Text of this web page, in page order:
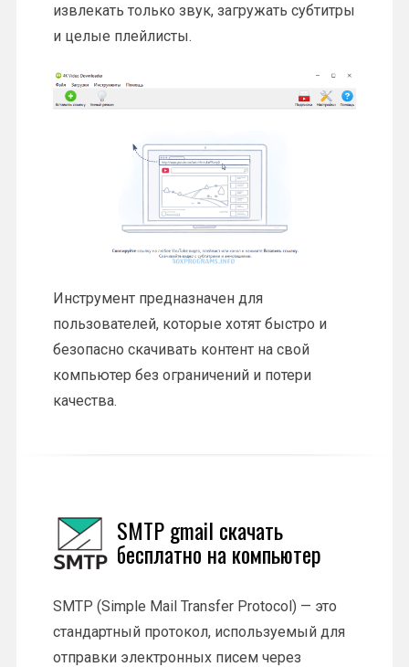
извлекать только звук, загружать субтитры
и целые плейлисты.
Инструмент предназначен для
пользователей, которые хотят быстро и
безопасно скачивать контент на свой
компьютер без ограничений и потери
качества.
SMTP gmail скачать
бесплатно на компьютер
SMTP (Simple Mail Transfer Protocol) — это
стандартный протокол, используемый для
отправки электронных писем через